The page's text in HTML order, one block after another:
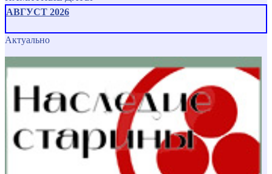
АВГУСТ 2026
Актуально